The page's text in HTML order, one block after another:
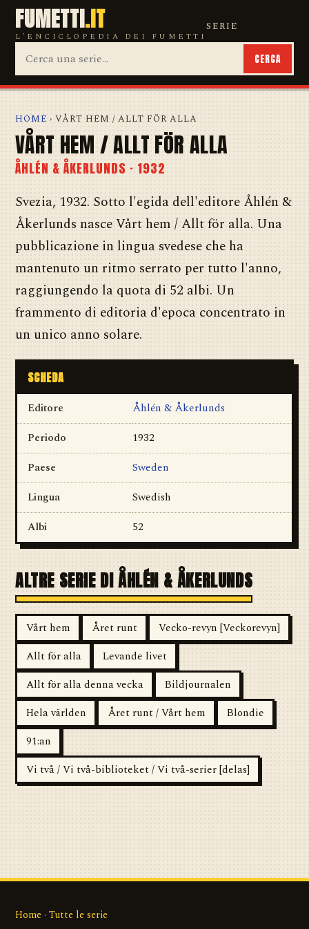
FUMETTI.IT
L'ENCICLOPEDIA DEI FUMETTI
SERIE
CERCA
HOME › VÅRT HEM / ALLT FÖR ALLA
VÅRT HEM / ALLT FÖR ALLA
ÅHLÉN & ÅKERLUNDS · 1932
Svezia, 1932. Sotto l'egida dell'editore Åhlén &
Åkerlunds nasce Vårt hem / Allt för alla. Una
pubblicazione in lingua svedese che ha
mantenuto un ritmo serrato per tutto l'anno,
raggiungendo la quota di 52 albi. Un
frammento di editoria d'epoca concentrato in
un unico anno solare.
SCHEDA
Editore
Åhlén & Åkerlunds
Periodo
1932
Paese
Sweden
Lingua
Swedish
Albi
52
ALTRE SERIE DI ÅHLÉN & ÅKERLUNDS
Vårt hem Året runt
Vecko-revyn [Veckorevyn]
Allt för alla
Levande livet
Allt för alla denna vecka
Bildjournalen
Hela världen
Året runt / Vårt hem
Blondie
91:an
Vi två / Vi två-biblioteket / Vi två-serier [delas]
Home · Tutte le serie